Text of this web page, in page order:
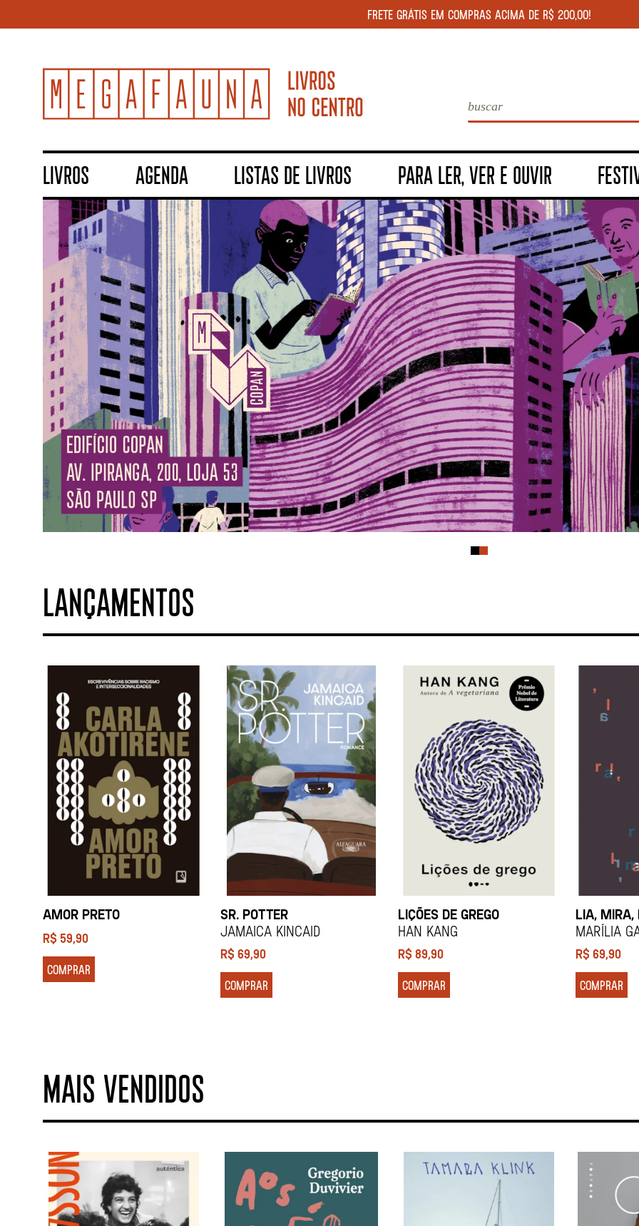
FRETE GRÁTIS EM COMPRAS ACIMA DE R$ 200,00!
LIVROS AGENDA LISTAS DE LIVROS PARA LER, VER E OUVIR
LANÇAMENTOS
AMOR PRETO
R$59,90
COMPRAR
SR. POTTER
Jamaica Kincaid
R$69,90
COMPRAR
LIÇÕES DE GREGO
HAN KANG
R$89,90
COMPRAR
LIA, MIRA,
Marília
R$69,90
COMPRAR
MAIS VENDIDOS